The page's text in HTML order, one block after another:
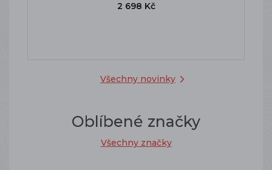
Všechny novinky
2 698 Kč
Oblíbené značky
Všechny značky